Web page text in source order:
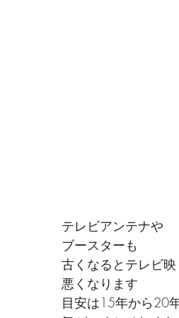
テレビアンテナや
ブースターも
古くなるとテレビ
悪くなります
目安は15年から20